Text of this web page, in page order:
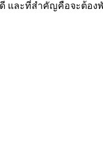
และที่สำคัญคือจะต้อ